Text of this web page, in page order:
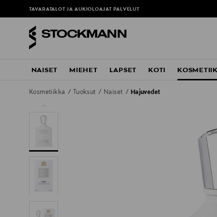
TAVARATALOT JA AUKIOLOAJAT PALVELUT
NAISET MIEHET LAPSET KOTI
Kosmetiikka Tuoksut Naiset Hajuvedet